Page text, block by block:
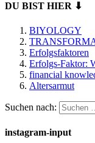
DU BIST HIER ⬇
BIYOLOGY
Erfolgsfaktoren
Erfolgs-Faktor:
financial
Altersarmut
Suchen nach:
instagram-input